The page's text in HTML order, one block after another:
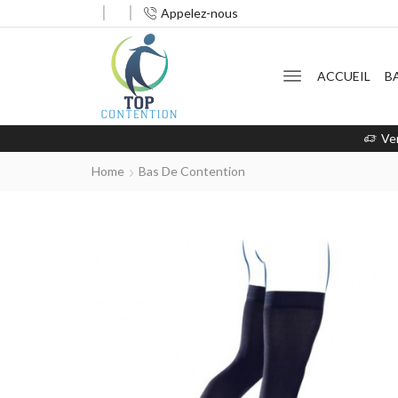
Appelez-nous
ACCUEIL
Home Bas De Contention